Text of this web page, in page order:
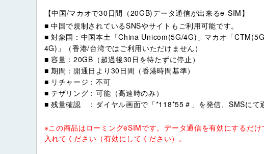
【中国/マカオで30日間（20GB)データ通信が出来るe-SIM】
■ 中国で規制されているSNSやサイトもご利用可能です。
■ 対象国：中国本土「China Unicom(5G/4G)」マカオ「
4G)」（香港/台湾ではご利用いただけません）
■ 容量：20GB（超過後30日を待たずに停止）
■ 期間：開通日より30日間（香港時間基準）
■ リチャージ：不可
■ テザリング：可能（高速時のみ）
■ 残量確認 ：ダイヤル画面で「*118*55＃」を発信、SMSにて
※この商品はローミングeSIMです。データ通信を有効にするだ
入れてください（有効にしてください）。